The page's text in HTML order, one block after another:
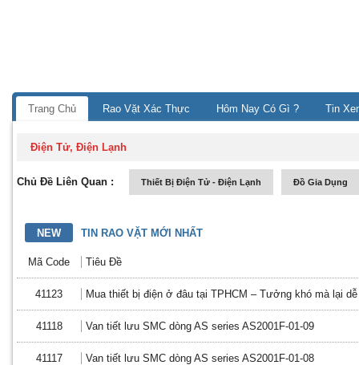
Trang Chủ Rao Vặt Xác Thực Hôm Nay Có Gì ? Tin
Điện Tử, Điện Lạnh
Chủ Đề Liên Quan : Thiết Bị Điện Tử - Điện Lạnh Đồ Gia Dụng
NEW TIN RAO VẶT MỚI NHẤT
Mã Code Tiêu Đề
41123 Mua thiết bị điện ở đâu tại TPHCM – Tưởng khó mà lại dễ
41118 Van tiết lưu SMC dòng AS series AS2001F-01-09
41117 Van tiết lưu SMC dòng AS series AS2001F-01-08